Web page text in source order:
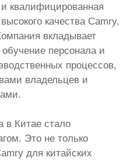
квалифицированная
качества Camry,
вкладывает
персонала и
процессов,
владельцев и
в Китае стало
Это не только
для китайских